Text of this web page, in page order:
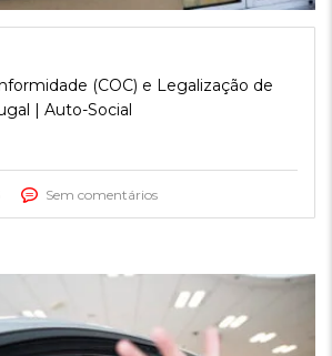
(COC) e Legalização de
| Auto-Social
Sem comentários